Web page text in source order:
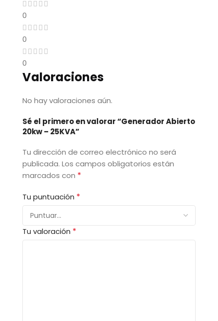
0
0
0
Valoraciones
No hay valoraciones aún.
Sé el primero en valorar “Generador Abierto
20kw – 25KVA”
Tu dirección de correo electrónico no será
publicada. Los campos obligatorios están
marcados con *
Tu puntuación *
Tu valoración *